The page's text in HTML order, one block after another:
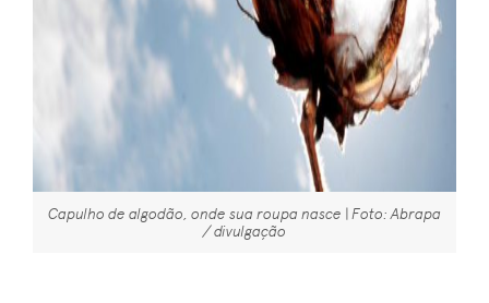
Capulho de algodão, onde sua roupa nasce | Foto: Abrapa
/ divulgação